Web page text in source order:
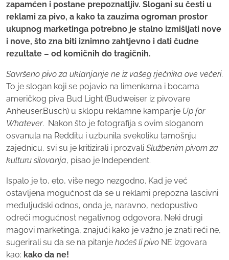
zapamćen i postane prepoznatljiv. Slogani su česti u
reklami za pivo, a kako ta zauzima ogroman prostor
ukupnog marketinga potrebno je stalno izmišljati nove
i nove, što zna biti iznimno zahtjevno i dati čudne
rezultate – od komičnih do tragičnih.
Savršeno pivo za uklanjanje ne iz vašeg rječnika ove večeri.
To je slogan koji se pojavio na limenkama i bocama
američkog piva Bud Light (Budweiser iz pivovare
Anheuser.Busch) u sklopu reklamne kampanje Up for
Whatever. Nakon što je fotografija s ovim sloganom
osvanula na Redditu i uzbunila svekoliku tamošnju
zajednicu, svi su je kritizirali i prozvali Službenim pivom za
kulturu silovanja, pisao je Independent.
Ispalo je to, eto, više nego nezgodno. Kad je već
ostavljena mogućnost da se u reklami prepozna lascivni
međuljudski odnos, onda je, naravno, nedopustivo
odreći mogućnost negativnog odgovora. Neki drugi
magovi marketinga, znajući kako je važno je znati reći ne,
sugerirali su da se na pitanje hoćeš li pivo NE izgovara
kao: kako da ne!